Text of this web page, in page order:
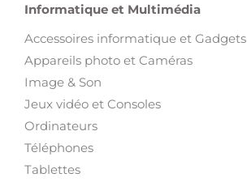
Informatique et Multimédia
Accessoires informatique et Gadgets
Appareils photo et Caméras
Image & Son
Jeux vidéo et Consoles
Ordinateurs
Téléphones
Tablettes